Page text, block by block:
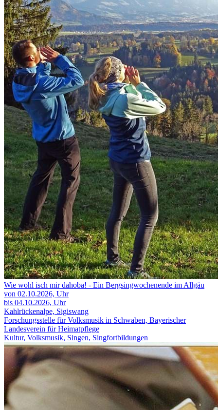
Wie wohl isch mir dahoba! - Ein Bergsingwochenende im Allgäu
von 02.10.2026, Uhr
bis 04.10.2026, Uhr
Kahlrückenalpe, Sigiswang
Forschungsstelle für Volksmusik in Schwaben, Bayerischer
Landesverein für Heimatpflege
Kultur, Volksmusik, Singen, Singfortbildungen